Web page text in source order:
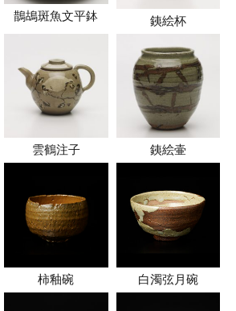
鵲鴣斑魚文平鉢 銕絵杯
雲鶴注子 銕絵壷
柿釉碗 白濁弦月碗